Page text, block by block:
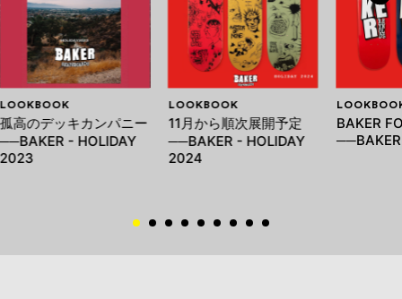
LOOKBOOK
孤高のデッキカンパニー
──BAKER - HOLIDAY
2023
LOOKBOOK
11月から順次展開予定
──BAKER - HOLIDAY
2024
BAKER